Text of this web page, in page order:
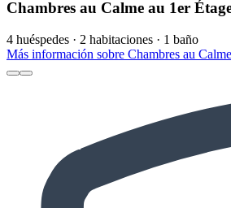
Chambres au Calme au 1er
4 huéspedes · 2 habitaciones · 1 baño
Más información sobre Chambres au